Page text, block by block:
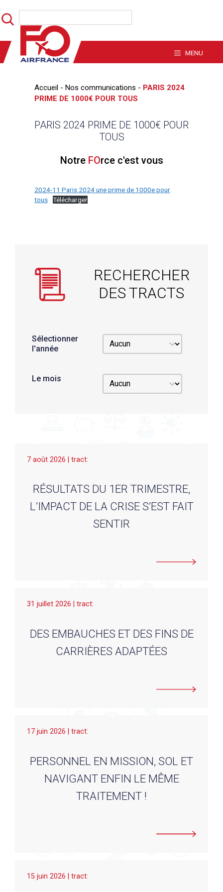
au
contenu
Rechercher
MENU
Accueil- Nos communications - PARIS 2024
PRIME DE 1000€ POUR TOUS
PARIS 2024 PRIME DE 1000€ POUR
TOUS
Notre FOrce c'est vous
2024-11 Paris 2024 une prime de 1000e pour
tous
Télécharger
RECHERCHER
DES TRACTS
Sélectionner
l'année
Sélectionner l'année
Sélectionner l'année
Le mois Le mois
Le mois
7 août 2026 | tract:
RÉSULTATS DU 1ER TRIMESTRE,
L’IMPACT DE LA CRISE S’EST FAIT
SENTIR
31 juillet 2026 | tract:
DES EMBAUCHES ET DES FINS DE
CARRIÈRES ADAPTÉES
17 juin 2026 | tract:
PERSONNEL EN MISSION, SOL ET
NAVIGANT ENFIN LE MÊME
TRAITEMENT !
15 juin 2026 | tract: